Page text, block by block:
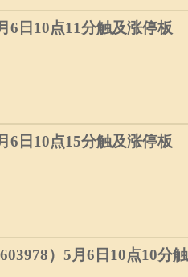
6日10点11分触及涨停板
6日10点15分触及涨停板
）5月6日10点10分